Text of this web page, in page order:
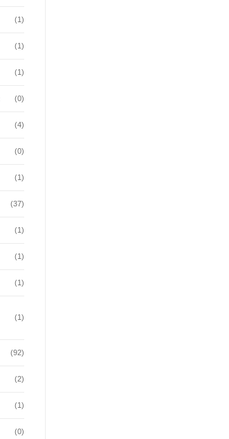
(1)
(1)
(1)
(0)
(4)
(0)
(1)
(37)
(1)
(1)
(1)
(1)
(92)
(2)
(1)
(0)